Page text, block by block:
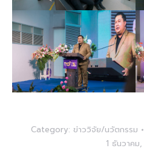
Category: ข่าววิจัย/นวัตกรรม
1 ธันวาคม